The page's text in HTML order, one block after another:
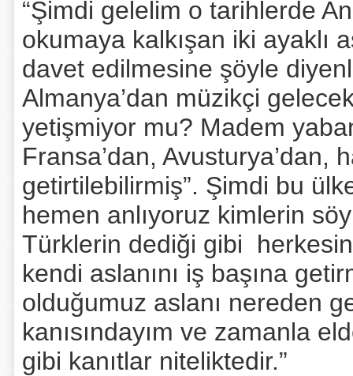
“Şimdi gelelim o tarihlerde
okumaya kalkışan iki ayaklı
davet edilmesine şöyle
Almanya’dan müzikçi
yetişmiyor mu? Madem
Fransa’dan, Avusturya’dan,
getirtilebilirmiş”. Şimdi bu
hemen anlıyoruz kimlerin
Türklerin dediği gibi
kendi aslanını iş başına
olduğumuz aslanı nereden
kanısındayım ve zamanla
gibi kanıtlar niteliktedir.”